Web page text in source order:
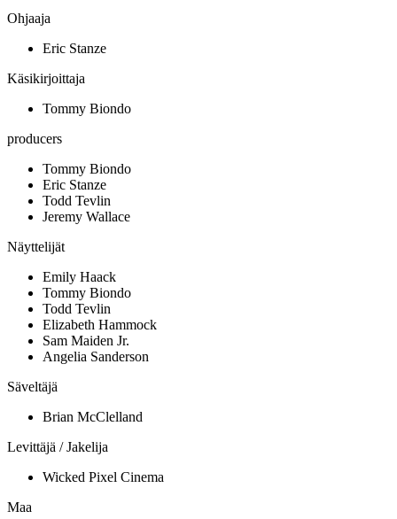
Ohjaaja
Eric Stanze
Käsikirjoittaja
Tommy Biondo
producers
Tommy Biondo
Eric Stanze
Todd Tevlin
Jeremy Wallace
Näyttelijät
Emily Haack
Tommy Biondo
Todd Tevlin
Elizabeth Hammock
Sam Maiden Jr.
Angelia Sanderson
Säveltäjä
Brian McClelland
Levittäjä / Jakelija
Wicked Pixel Cinema
Maa